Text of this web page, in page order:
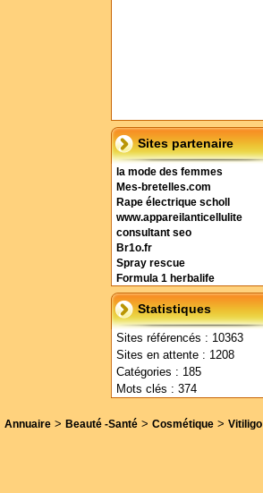
Sites partenaire
la mode des femmes
Mes-bretelles.com
Rape électrique scholl
www.appareilanticellulite
consultant seo
Br1o.fr
Spray rescue
Formula 1 herbalife
Statistiques
Sites référencés : 10363
Sites en attente : 1208
Catégories : 185
Mots clés : 374
Annuaire > Beauté -Santé > Cosmétique > Vitiligo